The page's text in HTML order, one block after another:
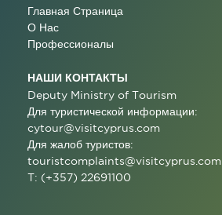
Главная Страница
О Нас
Профессионалы
НАШИ КОНТАКТЫ
Deputy Ministry of Tourism
Для туристической информации:
cytour@visitcyprus.com
Для жалоб туристов:
touristcomplaints@visitcyprus.com
T: (+357) 22691100